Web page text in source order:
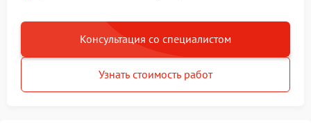
Консультация со специалистом
Узнать стоимость работ